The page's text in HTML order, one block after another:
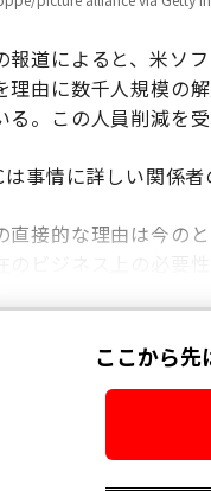
報道によると、米ソ
理由に数千人規模の
る。この人員削減を
は事情に詳しい関係
直接的な理由は今の